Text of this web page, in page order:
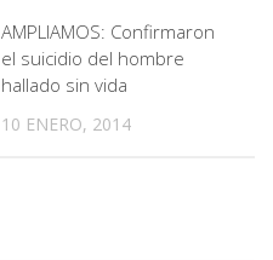
AMPLIAMOS: Confirmaron
el suicidio del hombre
hallado sin vida
10 ENERO, 2014